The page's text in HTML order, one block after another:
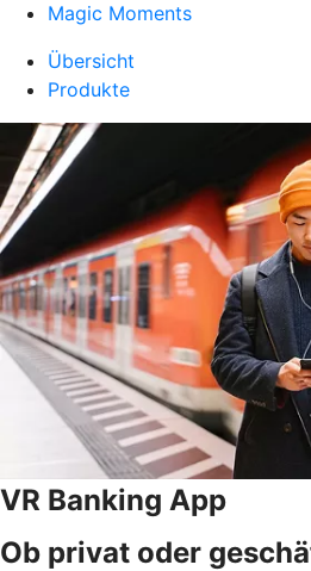
Magic Moments
Übersicht
Produkte
VR Banking App
Ob privat oder